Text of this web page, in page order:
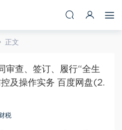
正文
审查、签订、履行“全生
及操作实务 百度网盘(2.
税